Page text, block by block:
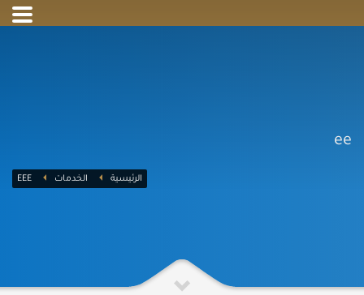
ee
الرئيسية الخدمات EEE